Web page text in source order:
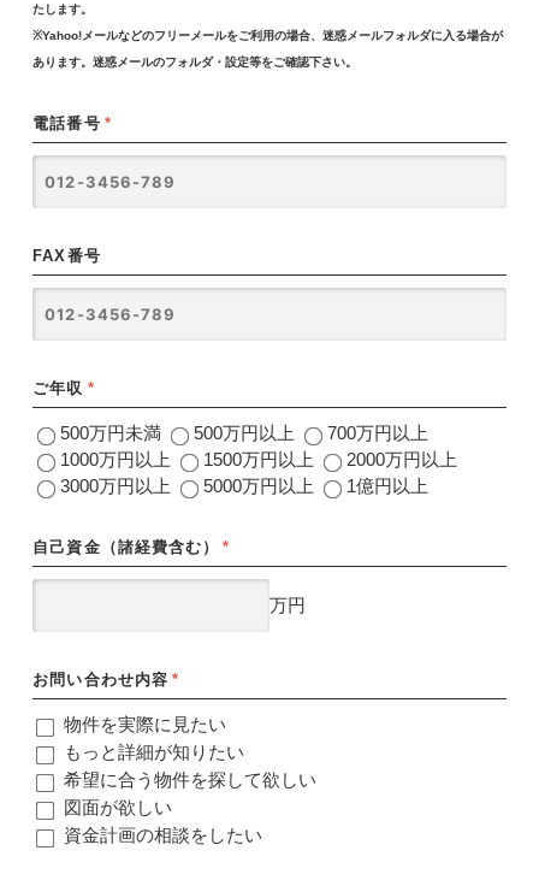
たします。
※Yahoo!メールなどのフリーメールをご利用の場合、迷惑メールフォルダに入る場合が
あります。迷惑メールのフォルダ・設定等をご確認下さい。
電話番号 *
FAX番号
ご年収 *
500万円未満 500万円以上
700万円以上
1000万円以上
1500万円以上
2000万円以上
3000万円以上
5000万円以上 1億円以上
自己資金（諸経費含む） *
万円
お問い合わせ内容 *
物件を実際に見たい
もっと詳細が知りたい
希望に合う物件を探して欲しい
図面が欲しい
資金計画の相談をしたい